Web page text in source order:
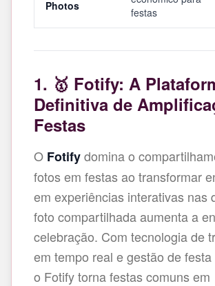
Photos
festas
1. 🥇 Fotify: A
Definitiva de
Festas
O Fotifydomina o
fotos em festas ao transformar
em experiências interativas nas
foto compartilhada aumenta a
celebração. Com tecnologia de
em tempo real e gestão de
o Fotify torna festas comuns em